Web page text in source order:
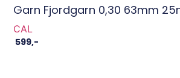
Garn Fjordgarn 0,30 63mm
CAL
599,-